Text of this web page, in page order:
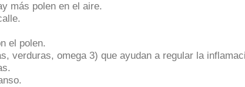
más polen en el aire.
el polen.
verduras, omega 3) que ayudan a regular la